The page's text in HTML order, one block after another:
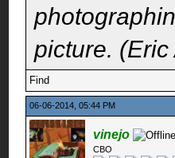
picture. (Eric
Find
06-06-2014, 05:44 PM
vinejo
CBO